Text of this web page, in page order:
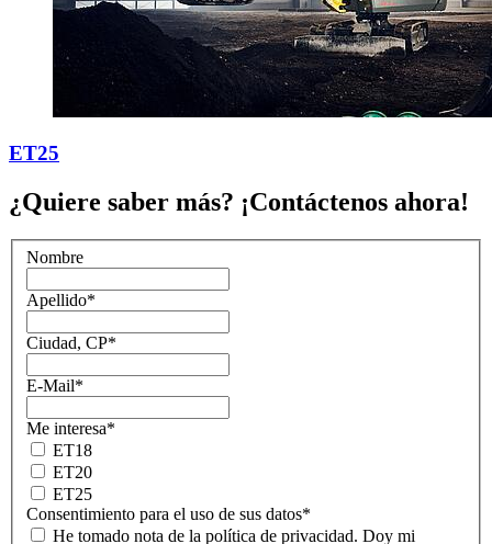
ET25
¿Quiere saber más? ¡Contáctenos ahora!
Nombre
Apellido*
Ciudad, CP*
E-Mail*
Me interesa*
ET18
ET20
ET25
Consentimiento para el uso de sus datos*